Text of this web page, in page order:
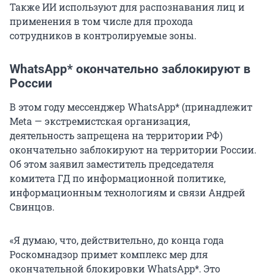
Также ИИ используют для распознавания лиц и
применения в том числе для прохода
сотрудников в контролируемые зоны.
WhatsApp* окончательно заблокируют в
России
В этом году мессенджер WhatsApp* (принадлежит
Meta — экстремистская организация,
деятельность запрещена на территории РФ)
окончательно заблокируют на территории России.
Об этом заявил заместитель председателя
комитета ГД по информационной политике,
информационным технологиям и связи Андрей
Свинцов.
«Я думаю, что, действительно, до конца года
Роскомнадзор примет комплекс мер для
окончательной блокировки WhatsApp*. Это